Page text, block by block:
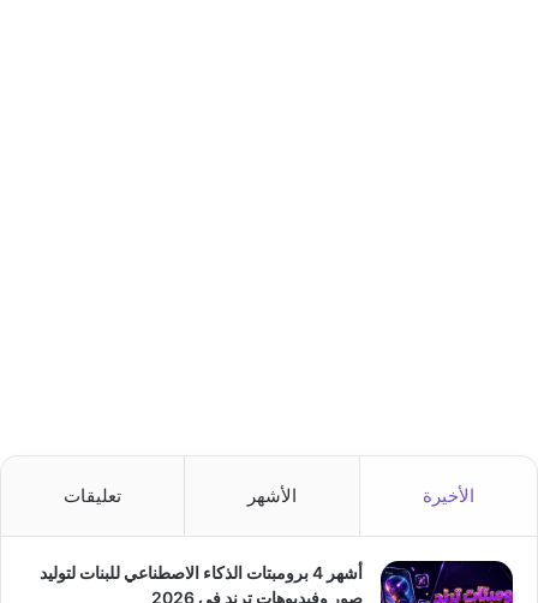
الأخيرة الأشهر تعليقات
أشهر 4 برومبتات الذكاء الاصطناعي للبنات لتوليد
صور وفيديوهات ترند في 2026